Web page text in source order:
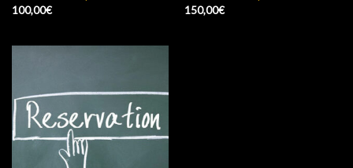
100,00€
150,00€